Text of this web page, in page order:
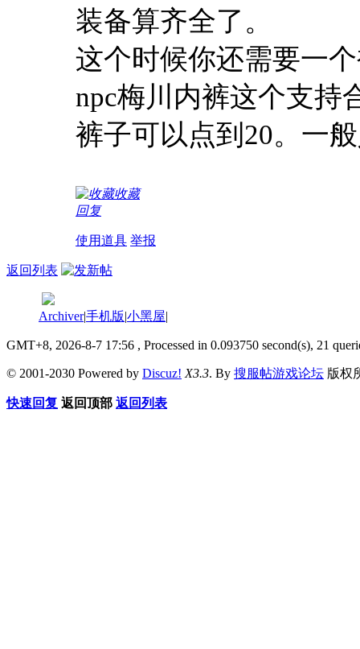
装备算齐全了。
这个时候你还需要一
npc梅川内裤这个支持
裤子可以点到20。一
收藏
回复
使用道具 举报
返回列表
Archiver|手机版|小黑屋|
GMT+8, 2026-8-7 17:56 , Processed in 0.093750 second(s), 21
© 2001-2030 Powered by Discuz! X3.3. By 搜服帖游戏论坛 版权
快速回复 返回顶部 返回列表